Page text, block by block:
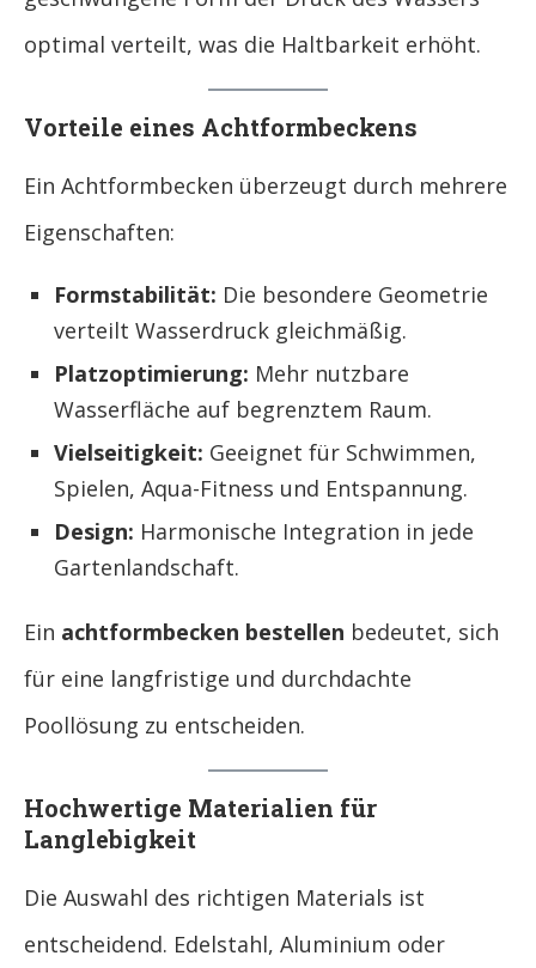
optimal verteilt, was die Haltbarkeit erhöht.
Vorteile eines Achtformbeckens
Ein Achtformbecken überzeugt durch mehrere
Eigenschaften:
Formstabilität: Die besondere Geometrie
verteilt Wasserdruck gleichmäßig.
Platzoptimierung: Mehr nutzbare
Wasserfläche auf begrenztem Raum.
Vielseitigkeit: Geeignet für Schwimmen,
Spielen, Aqua-Fitness und Entspannung.
Design: Harmonische Integration in jede
Gartenlandschaft.
Ein achtformbecken bestellen bedeutet, sich
für eine langfristige und durchdachte
Poollösung zu entscheiden.
Hochwertige Materialien für
Langlebigkeit
Die Auswahl des richtigen Materials ist
entscheidend. Edelstahl, Aluminium oder